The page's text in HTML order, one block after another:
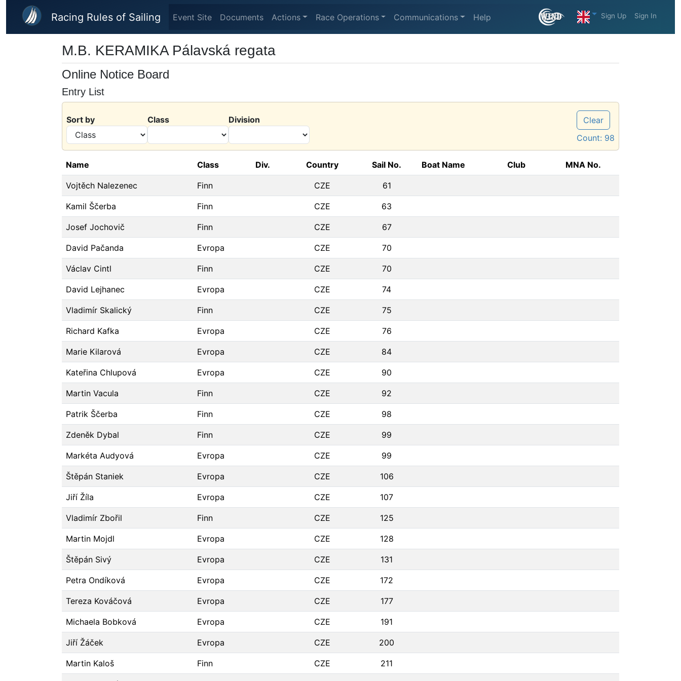
Skip to main content
Racing Rules of Sailing Event Site Documents Actions Race Operations Communications Help Sign Up Sign In
M.B. KERAMIKA Pálavská regata
Online Notice Board
Entry List
Sort by Class Division
Clear
Count: 98
Name Class Div. Country Sail No. Boat Name Club MNA No.
Vojtěch Nalezenec Finn CZE 61
Kamil Ščerba Finn CZE 63
Josef Jochovič Finn CZE 67
David Pačanda Evropa CZE 70
Václav Cintl Finn CZE 70
David Lejhanec Evropa CZE 74
Vladimír Skalický Finn CZE 75
Richard Kafka Evropa CZE 76
Marie Kilarová Evropa CZE 84
Kateřina Chlupová Evropa CZE 90
Martin Vacula Finn CZE 92
Patrik Ščerba Finn CZE 98
Zdeněk Dybal Finn CZE 99
Markéta Audyová Evropa CZE 99
Štěpán Staniek Evropa CZE 106
Jiří Žíla Evropa CZE 107
Vladimír Zbořil Finn CZE 125
Martin Mojdl Evropa CZE 128
Štěpán Sivý Evropa CZE 131
Petra Ondíková Evropa CZE 172
Tereza Kováčová Evropa CZE 177
Michaela Bobková Evropa CZE 191
Jiří Žáček Evropa CZE 200
Martin Kaloš Finn CZE 211